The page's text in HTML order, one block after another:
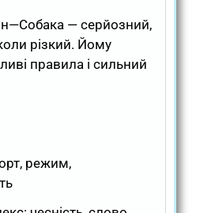
— серйозний,
різкий. Йому
правила і сильний
режим,